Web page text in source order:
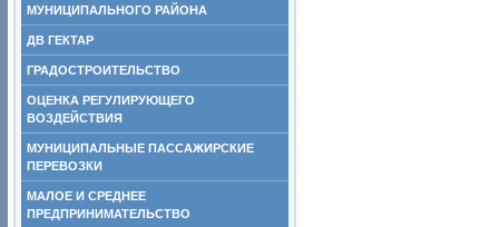
МУНИЦИПАЛЬНОГО РАЙОНА
ДВ ГЕКТАР
ГРАДОСТРОИТЕЛЬСТВО
ОЦЕНКА РЕГУЛИРУЮЩЕГО
ВОЗДЕЙСТВИЯ
МУНИЦИПАЛЬНЫЕ ПАССАЖИРСКИЕ
ПЕРЕВОЗКИ
МАЛОЕ И СРЕДНЕЕ
ПРЕДПРИНИМАТЕЛЬСТВО